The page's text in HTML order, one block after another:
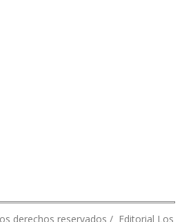
derechos reservados / Editorial Los